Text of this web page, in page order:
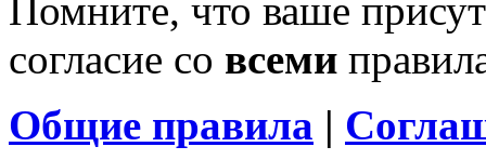
Помните, что ваше
согласие со всеми
Общие правила |